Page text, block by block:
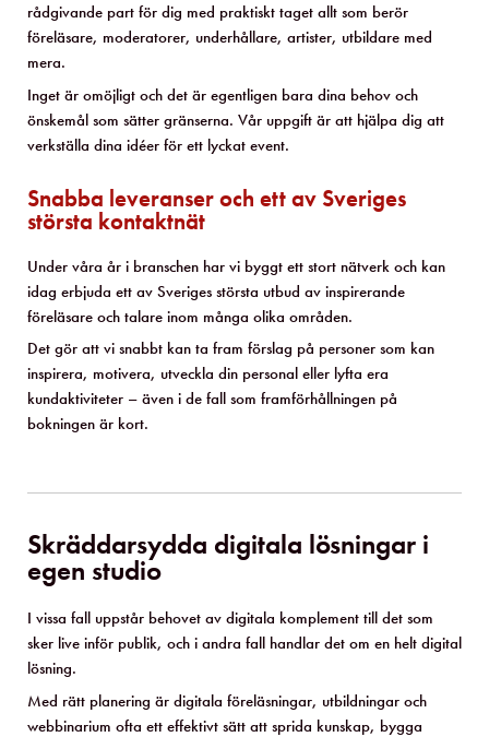
rådgivande part för dig med praktiskt taget allt som berör
föreläsare, moderatorer, underhållare, artister, utbildare med
mera.
Inget är omöjligt och det är egentligen bara dina behov och
önskemål som sätter gränserna. Vår uppgift är att hjälpa dig att
verkställa dina idéer för ett lyckat event.
Snabba leveranser och ett av Sveriges
största kontaktnät
Under våra år i branschen har vi byggt ett stort nätverk och kan
idag erbjuda ett av Sveriges största utbud av inspirerande
föreläsare och talare inom många olika områden.
Det gör att vi snabbt kan ta fram förslag på personer som kan
inspirera, motivera, utveckla din personal eller lyfta era
kundaktiviteter – även i de fall som framförhållningen på
bokningen är kort.
Skräddarsydda digitala lösningar i
egen studio
I vissa fall uppstår behovet av digitala komplement till det som
sker live inför publik, och i andra fall handlar det om en helt digital
lösning.
Med rätt planering är digitala föreläsningar, utbildningar och
webbinarium ofta ett effektivt sätt att sprida kunskap, bygga